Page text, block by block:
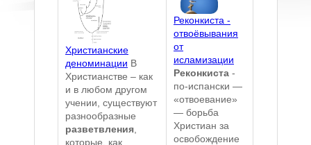
Христианские
деноминации В
Христианстве – как
и в любом другом
учении, существуют
разнообразные
разветвления
которые, как
Реконкиста -
отвоёвывания
от
исламизации
Реконкиста -
по-испански —
«отвоевание»
— борьба
Христиан за
освобождение